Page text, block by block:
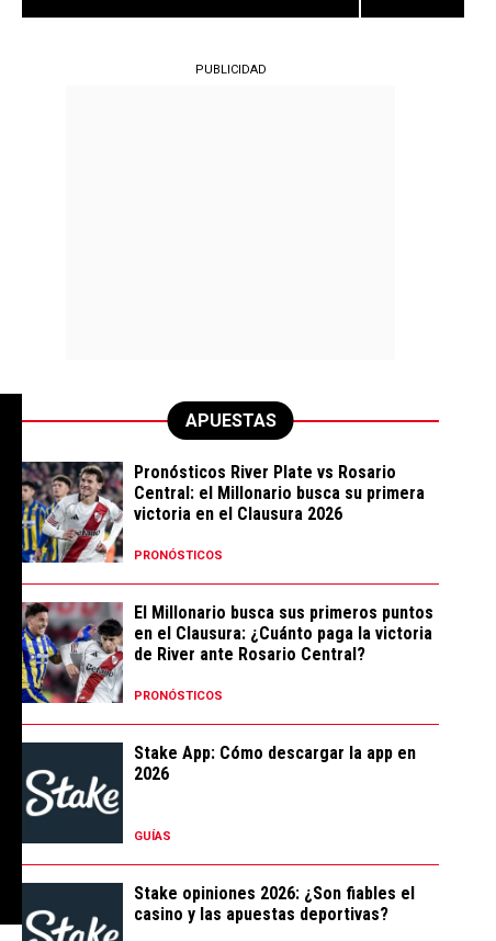
PUBLICIDAD
APUESTAS
Pronósticos River Plate vs Rosario
Central: el Millonario busca su primera
victoria en el Clausura 2026
PRONÓSTICOS
El Millonario busca sus primeros puntos
en el Clausura: ¿Cuánto paga la victoria
de River ante Rosario Central?
PRONÓSTICOS
Stake App: Cómo descargar la app en
2026
GUÍAS
Stake opiniones 2026: ¿Son fiables el
casino y las apuestas deportivas?